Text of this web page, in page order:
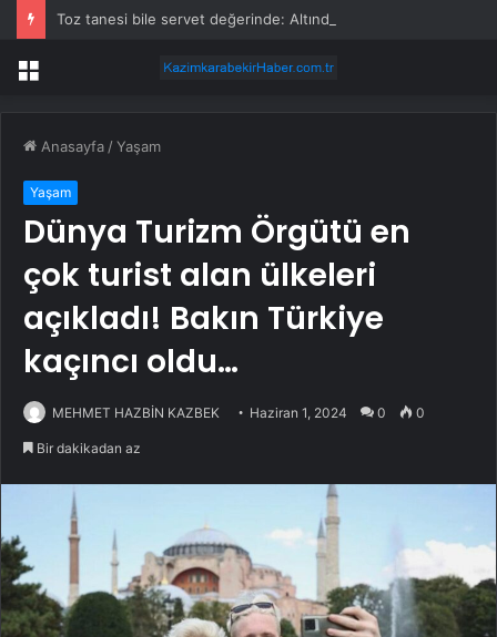
Menü
Anasayfa /Yaşam
Yaşam
Dünya Turizm Örgütü en
çok turist alan ülkeleri
açıkladı! Bakın Türkiye
kaçıncı oldu…
MEHMET HAZBİN KAZBEK Haziran 1, 2024 0 0
Bir dakikadan az